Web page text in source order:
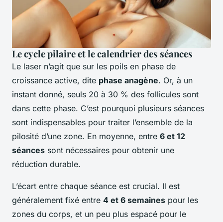
Le cycle pilaire et le calendrier des séances
Le laser n’agit que sur les poils en phase de
croissance active, dite phase anagène. Or, à un
instant donné, seuls 20 à 30 % des follicules sont
dans cette phase. C’est pourquoi plusieurs séances
sont indispensables pour traiter l’ensemble de la
pilosité d’une zone. En moyenne, entre 6 et 12
séances sont nécessaires pour obtenir une
réduction durable.
L’écart entre chaque séance est crucial. Il est
généralement fixé entre 4 et 6 semaines pour les
zones du corps, et un peu plus espacé pour le